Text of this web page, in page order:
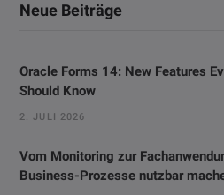
Neue Beiträge
Oracle Forms 14: New Features
Should Know
2. JULI 2026
Vom Monitoring zur
Business-Prozesse nutzbar